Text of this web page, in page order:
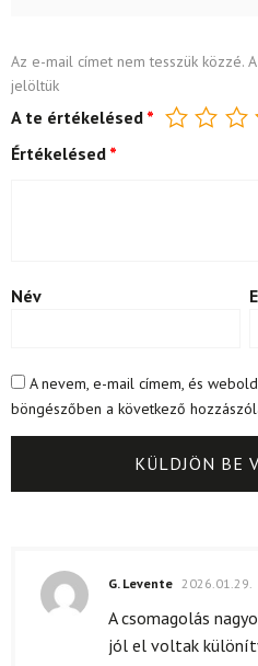
Az e-mail címet nem tesszük közzé.
jelöltük
A te értékelésed *
Értékelésed *
Név
A nevem, e-mail címem, és
böngészőben a következő
G. Levente 2026.01.29.
A csomagolás
jól el voltak